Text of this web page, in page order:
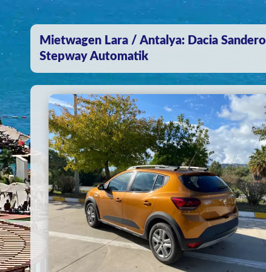
Mietwagen Lara / Antalya: Dacia Sandero
Stepway Automatik